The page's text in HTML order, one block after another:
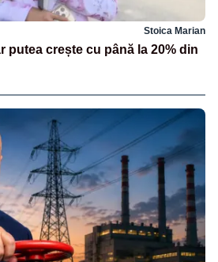
Stoica Marian
putea crește cu până la 20% din